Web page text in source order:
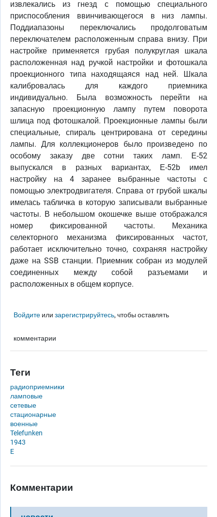
извлекались из гнезд с помощью специального
приспособления ввинчивающегося в низ лампы.
Поддиапазоны переключались продолговатым
переключателем расположенным справа внизу. При
настройке применяется грубая полукруглая шкала
расположенная над ручкой настройки и фотошкала
проекционного типа находящаяся над ней. Шкала
калибровалась для каждого приемника
индивидуально. Была возможность перейти на
запасную проекционную лампу путем поворота
шлица под фотошкалой. Проекционные лампы были
специальные, спираль центрирована от середины
лампы. Для коллекционеров было произведено по
особому заказу две сотни таких ламп. Е-52
выпускался в разных вариантах, Е-52b имел
настройку на 4 заранее выбранные частоты с
помощью электродвигателя. Справа от грубой шкалы
имелась табличка в которую записывали выбранные
частоты. В небольшом окошечке выше отображался
номер фиксированной частоты. Механика
селекторного механизма фиксированных частот,
работает исключительно точно, сохраняя настройку
даже на SSB станции. Приемник собран из модулей
соединенных между собой разъемами и
расположенных в общем корпусе.
Войдите илизарегистрируйтесь, чтобы оставлять
комментарии
Теги
радиоприемники
ламповые
сетевые
стационарные
военные
Telefunken
1943
E
Комментарии